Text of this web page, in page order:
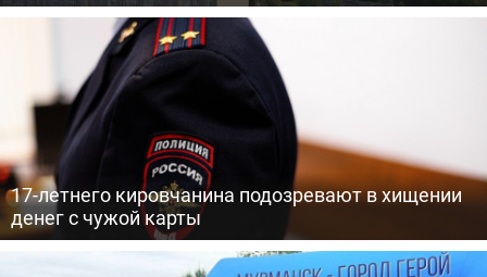
17-летнего кировчанина подозревают в хищении
денег с чужой карты